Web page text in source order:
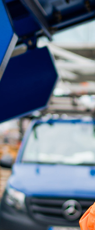
Center der
aller